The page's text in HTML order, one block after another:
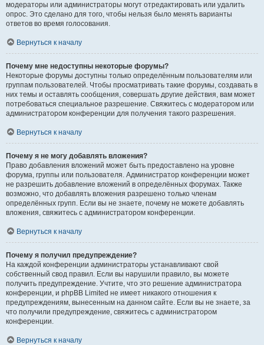
модераторы или администраторы могут отредактировать или удалить
опрос. Это сделано для того, чтобы нельзя было менять варианты
ответов во время голосования.
Вернуться к началу
Почему мне недоступны некоторые форумы?
Некоторые форумы доступны только определённым пользователям или
группам пользователей. Чтобы просматривать такие форумы, создавать в
них темы и оставлять сообщения, совершать другие действия, вам может
потребоваться специальное разрешение. Свяжитесь с модератором или
администратором конференции для получения такого разрешения.
Вернуться к началу
Почему я не могу добавлять вложения?
Право добавления вложений может быть предоставлено на уровне
форума, группы или пользователя. Администратор конференции может
не разрешить добавление вложений в определённых форумах. Также
возможно, что добавлять вложения разрешено только членам
определённых групп. Если вы не знаете, почему не можете добавлять
вложения, свяжитесь с администратором конференции.
Вернуться к началу
Почему я получил предупреждение?
На каждой конференции администраторы устанавливают свой
собственный свод правил. Если вы нарушили правило, вы можете
получить предупреждение. Учтите, что это решение администратора
конференции, и phpBB Limited не имеет никакого отношения к
предупреждениям, вынесенным на данном сайте. Если вы не знаете, за
что получили предупреждение, свяжитесь с администратором
конференции.
Вернуться к началу